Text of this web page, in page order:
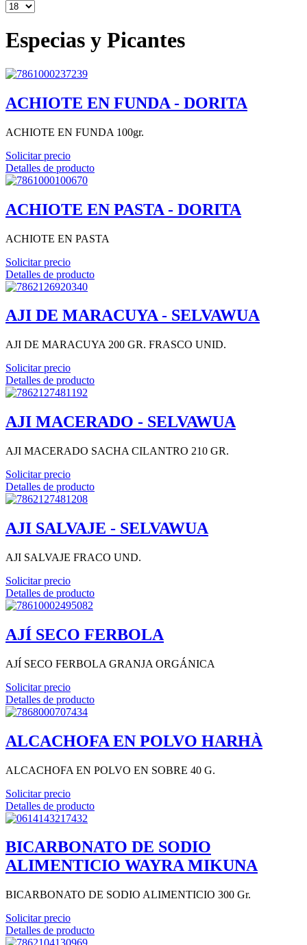
Especias y Picantes
ACHIOTE EN FUNDA - DORITA
ACHIOTE EN FUNDA 100gr.
Solicitar precio
Detalles de producto
ACHIOTE EN PASTA - DORITA
ACHIOTE EN PASTA
Solicitar precio
Detalles de producto
AJI DE MARACUYA - SELVAWUA
AJI DE MARACUYA 200 GR. FRASCO UNID.
Solicitar precio
Detalles de producto
AJI MACERADO - SELVAWUA
AJI MACERADO SACHA CILANTRO 210 GR.
Solicitar precio
Detalles de producto
AJI SALVAJE - SELVAWUA
AJI SALVAJE FRACO UND.
Solicitar precio
Detalles de producto
AJÍ SECO FERBOLA
AJÍ SECO FERBOLA GRANJA ORGÁNICA
Solicitar precio
Detalles de producto
ALCACHOFA EN POLVO HARHÀ
ALCACHOFA EN POLVO EN SOBRE 40 G.
Solicitar precio
Detalles de producto
BICARBONATO DE SODIO
ALIMENTICIO WAYRA MIKUNA
BICARBONATO DE SODIO ALIMENTICIO 300 Gr.
Solicitar precio
Detalles de producto